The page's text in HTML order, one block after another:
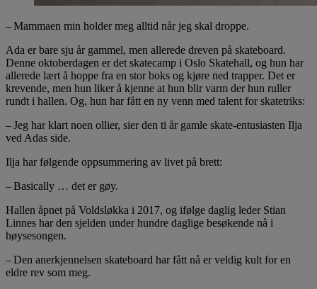
– Mammaen min holder meg alltid når jeg skal droppe.
Ada er bare sju år gammel, men allerede dreven på skateboard.
Denne oktoberdagen er det skatecamp i Oslo Skatehall, og hun har
allerede lært å hoppe fra en stor boks og kjøre ned trapper. Det er
krevende, men hun liker å kjenne at hun blir varm der hun ruller
rundt i hallen. Og, hun har fått en ny venn med talent for skatetriks:
– Jeg har klart noen ollier, sier den ti år gamle skate-entusiasten Ilja
ved Adas side.
Ilja har følgende oppsummering av livet på brett:
– Basically … det er gøy.
Hallen åpnet på Voldsløkka i 2017, og ifølge daglig leder Stian
Linnes har den sjelden under hundre daglige besøkende nå i
høysesongen.
– Den anerkjennelsen skateboard har fått nå er veldig kult for en
eldre rev som meg.